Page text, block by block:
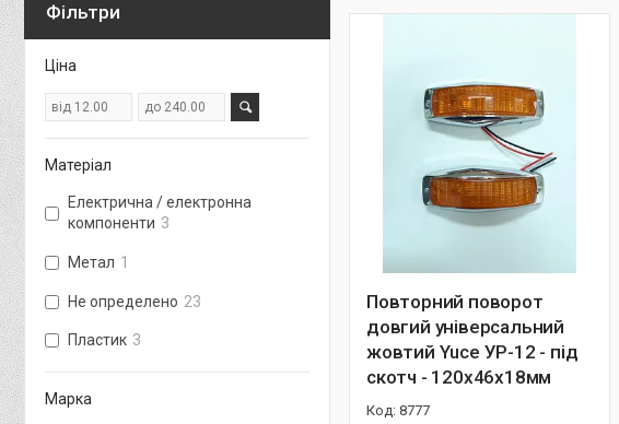
Повторний поворот
довгий універсальний
жовтий Yuce УР-12 - під
скотч - 120х46х18мм
8777
Фільтри
Ціна
Матеріал
Електрична / електронна
компоненти 3
Метал 1
Не определено 23
Пластик 3
Марка